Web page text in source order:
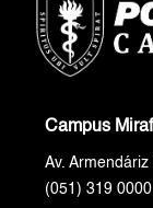
Campus
Av.
(051) 319